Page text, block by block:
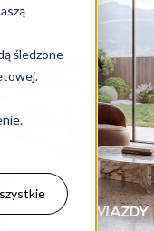
śledzone
GWIAZDY